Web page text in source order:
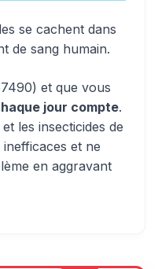
se cachent dans
de sang humain.
et que vous
jour compte.
les insecticides de
et ne
en aggravant